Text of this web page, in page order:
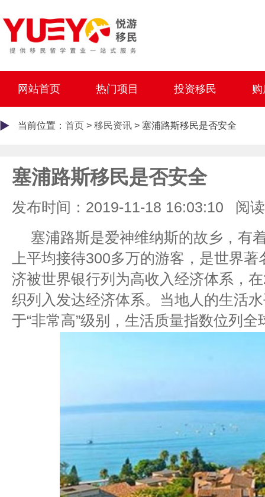
网站首页 热门项目 投资移民
当前位置： 首页 > 移民资讯 > 塞浦路斯移民是否安全
塞浦路斯移民是否安全
发布时间：2019-11-18 16:03:10
阅
塞浦路斯是爱神维纳斯的故乡，有
上平均接待300多万的游客，是世界
济被世界银行列为高收入经济体系，
织列入发达经济体系。当地人的生活
于“非常高”级别，生活质量指数位列全